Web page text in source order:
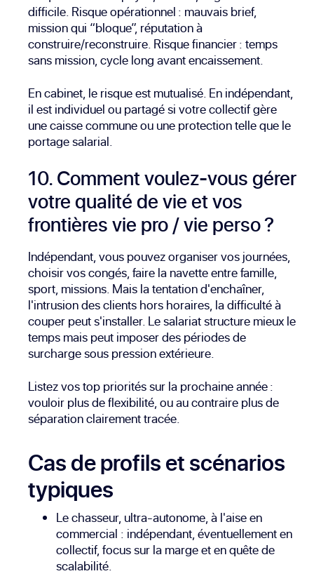
difficile. Risque opérationnel : mauvais brief,
mission qui “bloque”, réputation à
construire/reconstruire. Risque financier : temps
sans mission, cycle long avant encaissement.
En cabinet, le risque est mutualisé. En indépendant,
il est individuel ou partagé si votre collectif gère
une caisse commune ou une protection telle que le
portage salarial.
10. Comment voulez-vous gérer
votre qualité de vie et vos
frontières vie pro / vie perso ?
Indépendant, vous pouvez organiser vos journées,
choisir vos congés, faire la navette entre famille,
sport, missions. Mais la tentation d'enchaîner,
l'intrusion des clients hors horaires, la difficulté à
couper peut s'installer. Le salariat structure mieux le
temps mais peut imposer des périodes de
surcharge sous pression extérieure.
Listez vos top priorités sur la prochaine année :
vouloir plus de flexibilité, ou au contraire plus de
séparation clairement tracée.
Cas de profils et scénarios
typiques
Le chasseur, ultra-autonome, à l'aise en
commercial : indépendant, éventuellement en
collectif, focus sur la marge et en quête de
scalabilité.